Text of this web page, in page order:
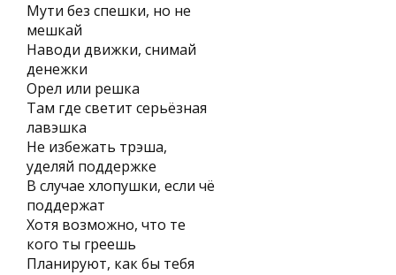
Мути без спешки, но не
мешкай
Наводи движки, снимай
денежки
Орел или решка
Там где светит серьёзная
лавэшка
Не избежать трэша,
уделяй поддержке
В случае хлопушки, если чё
поддержат
Хотя возможно, что те
кого ты греешь
Планируют, как бы тебя